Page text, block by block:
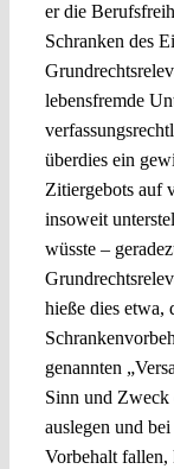
er die
Schranken des
lebensfremde
überdies ein
Zitiergebots auf
insoweit
wüsste –
hieße dies etwa,
genannten
Sinn und Zweck
auslegen und
Vorbehalt fallen,